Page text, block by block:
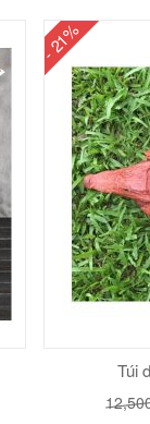
- 21%
Túi